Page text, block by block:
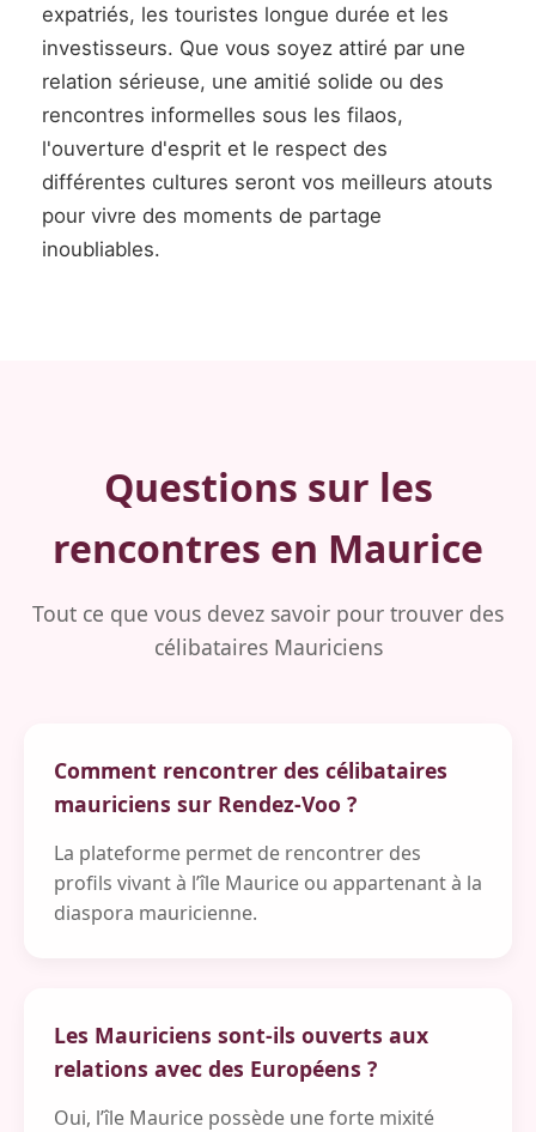
expatriés, les touristes longue durée et les
investisseurs. Que vous soyez attiré par une
relation sérieuse, une amitié solide ou des
rencontres informelles sous les filaos,
l'ouverture d'esprit et le respect des
différentes cultures seront vos meilleurs atouts
pour vivre des moments de partage
inoubliables.
Questions sur les
rencontres en Maurice
Tout ce que vous devez savoir pour trouver des
célibataires Mauriciens
Comment rencontrer des célibataires
mauriciens sur Rendez-Voo ?
La plateforme permet de rencontrer des
profils vivant à l’île Maurice ou appartenant à la
diaspora mauricienne.
Les Mauriciens sont-ils ouverts aux
relations avec des Européens ?
Oui, l’île Maurice possède une forte mixité